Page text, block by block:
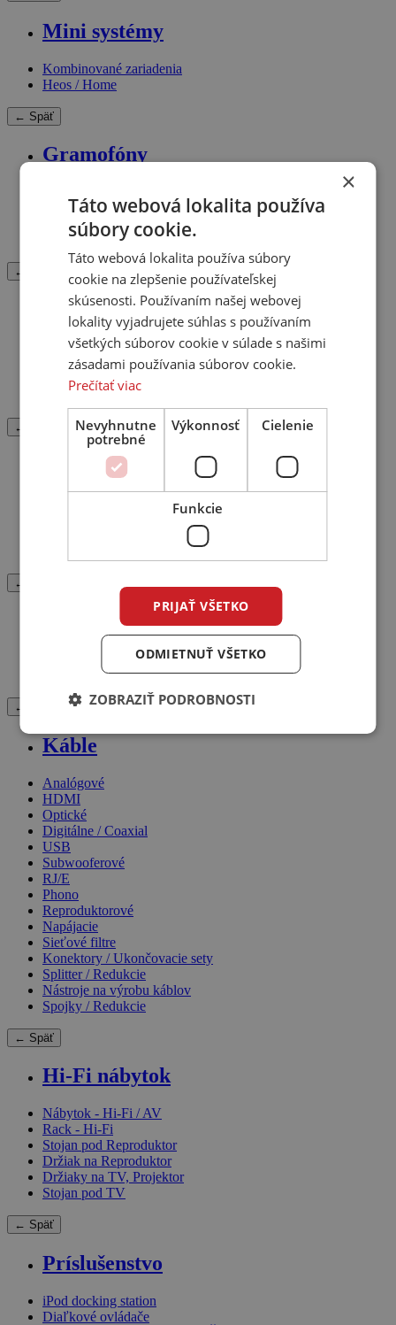
Mini systémy
Kombinované zariadenia
Heos / Home
← Späť
Gramofóny
Prenosky
Starostlivosť o gramofóny
Ramienka
← Späť
Slúchadlá
Cez hlavu
Puzdro na slúchadlá/hudobný systém
Do uší
Na uši
← Späť
Televízory
← Späť
Projektory
Projekčné plátno
← Späť
Káble
Analógové
HDMI
Optické
Digitálne / Coaxial
USB
Subwooferové
RJ/E
Phono
Reproduktorové
Napájacie
Sieťové filtre
Konektory / Ukončovacie sety
Splitter / Redukcie
Nástroje na výrobu káblov
Spojky / Redukcie
← Späť
Hi-Fi nábytok
Nábytok - Hi-Fi / AV
Rack - Hi-Fi
Stojan pod Reproduktor
Držiak na Reproduktor
Držiaky na TV, Projektor
Stojan pod TV
← Späť
Príslušenstvo
iPod docking station
Diaľkové ovládače
×
Táto webová lokalita používa
súbory cookie.
Táto webová lokalita používa súbory
cookie na zlepšenie používateľskej
skúsenosti. Používaním našej webovej
lokality vyjadrujete súhlas s používaním
všetkých súborov cookie v súlade s našimi
zásadami používania súborov cookie.
Prečítať viac
Nevyhnutne
potrebné
Výkonnosť Cielenie
Funkcie
PRIJAŤ VŠETKO
ODMIETNUŤ VŠETKO
ZOBRAZIŤ PODROBNOSTI